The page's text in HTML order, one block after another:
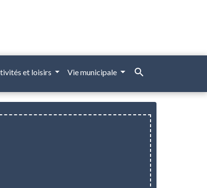
et loisirs Vie municipale search